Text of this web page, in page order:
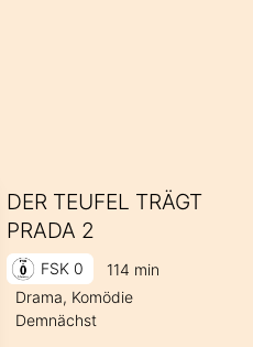
DER TEUFEL TRÄGT
PRADA 2
FSK 0
114 min
Drama, Komödie
Demnächst